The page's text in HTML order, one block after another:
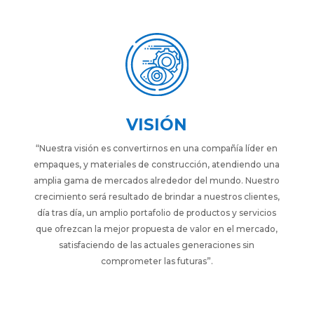
VISIÓN
“Nuestra visión es convertirnos en una compañía líder en
empaques, y materiales de construcción, atendiendo una
amplia gama de mercados alrededor del mundo. Nuestro
crecimiento será resultado de brindar a nuestros clientes,
día tras día, un amplio portafolio de productos y servicios
que ofrezcan la mejor propuesta de valor en el mercado,
satisfaciendo de las actuales generaciones sin
comprometer las futuras”.